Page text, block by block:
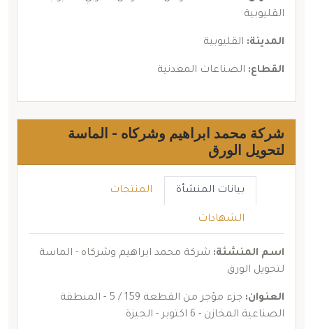
القليوبية
المدينة: القليوبية
القطاع: الصناعات المعدنية
شركة محمد ابراهيم وشركاه - الماسة
لتحويل الورق
بيانات المنشأة المنتجات
الشهادات
اسم المنشئة: شركة محمد ابراهيم وشركاه - الماسة
لتحويل الورق
العنوان:
جزء مؤجر من القطعة 159 / 5 - المنطقة
الصناعية المخازن - 6 اكتوبر - الجيزة